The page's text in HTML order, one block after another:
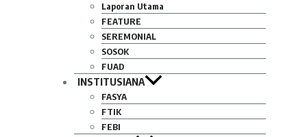
Laporan Utama
FEATURE
SEREMONIAL
SOSOK
FUAD
INSTITUSIANA
FASYA
FTIK
FEBI